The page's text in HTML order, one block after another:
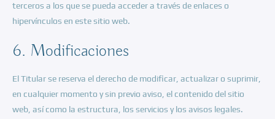
terceros a los que se pueda acceder a través de enlaces o
hipervínculos en este sitio web.
6. Modificaciones
El Titular se reserva el derecho de modificar, actualizar o suprimir,
en cualquier momento y sin previo aviso, el contenido del sitio
web, así como la estructura, los servicios y los avisos legales.